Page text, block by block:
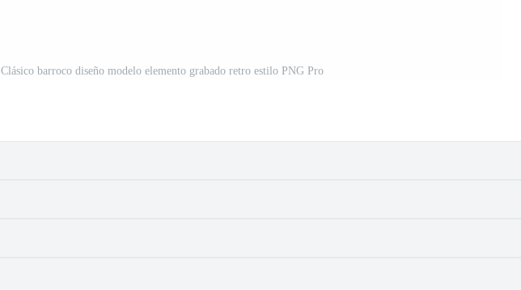
Clásico barroco diseño modelo elemento grabado retro estilo PNG Pro